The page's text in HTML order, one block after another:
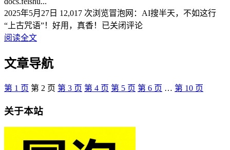
2025年5月27日 12,017 次浏览冒泡网：AI搜半天，不如这行
“上古咒语”！好用，真香！ 已关闭评论
阅读全文
文章导航
第 1 页 第 2 页 第 3 页 第 4 页 第 5 页 第 6 页 … 第 10 页
关于本站